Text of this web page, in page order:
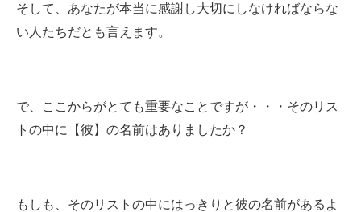
そして、あなたが本当に感謝し大切にしなければならな
い人たちだとも言えます。
で、ここからがとても重要なことですが・・・そのリス
トの中に【彼】の名前はありましたか？
もしも、そのリストの中にはっきりと彼の名前があるよ